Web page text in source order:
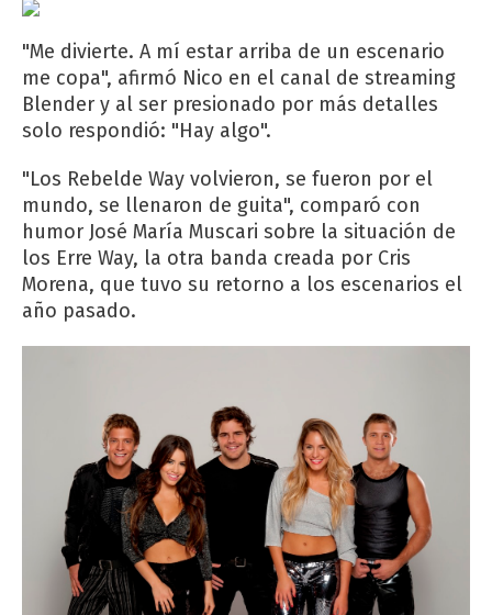
"Me divierte. A mí estar arriba de un escenario
me copa", afirmó Nico en el canal de streaming
Blender y al ser presionado por más detalles
solo respondió: "Hay algo".
"Los Rebelde Way volvieron, se fueron por el
mundo, se llenaron de guita", comparó con
humor José María Muscari sobre la situación de
los Erre Way, la otra banda creada por Cris
Morena, que tuvo su retorno a los escenarios el
año pasado.